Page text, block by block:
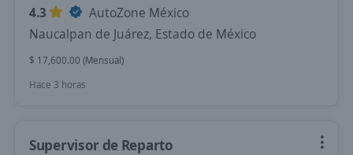
4.3
AutoZone México
Naucalpan de Juárez, Estado de México
$ 17,600.00 (Mensual)
Hace 3 horas
Supervisor de Reparto